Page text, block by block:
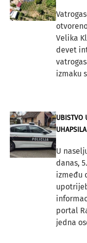
Velika
devet
izmaku
UBISTVO
U
danas,
između
portal
jedna